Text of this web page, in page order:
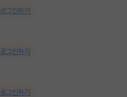
로그인하기
로그인하기
로그인하기